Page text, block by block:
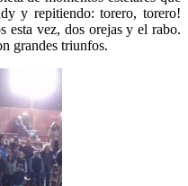
y repitiendo: torero, torero!
esta vez, dos orejas y el rabo.
grandes triunfos.